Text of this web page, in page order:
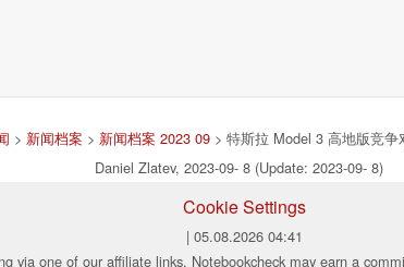
> 新闻档案 > 新闻档案 2023 09> 特斯拉 Model 3 高地版竞争
Daniel Zlatev, 2023-09- 8 (Update: 2023-09- 8)
Cookie Settings
| 05.08.2026 04:41
via one of our affiliate links, Notebookcheck may earn a